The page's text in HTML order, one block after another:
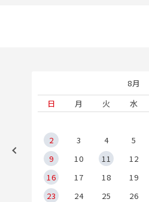
8月
日
月 火 水
2
3 4 5
9
10 11 12
16
17 18 19
23
24 25 26